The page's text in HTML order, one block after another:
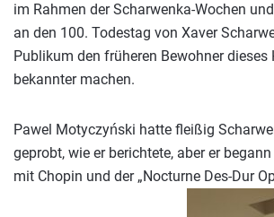
im Rahmen der Scharwenka-Wochen
an den 100. Todestag von Xaver
Publikum den früheren Bewohner dieses
bekannter machen.
Pawel Motyczyński hatte fleißig
geprobt, wie er berichtete, aber er
mit Chopin und der „Nocturne Des-Dur